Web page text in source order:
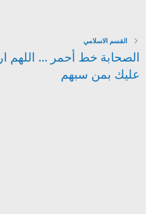
القسم الاسلامي
الصحابة خط أحمر ... اللهم
عليك بمن سبهم